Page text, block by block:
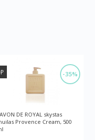
-35%
DE ROYAL skystas
Provence Cream, 500